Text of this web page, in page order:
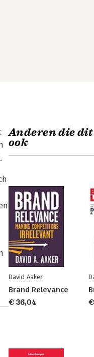
Anderen die
ook
David Aaker
Brand Relevance
€ 36,04